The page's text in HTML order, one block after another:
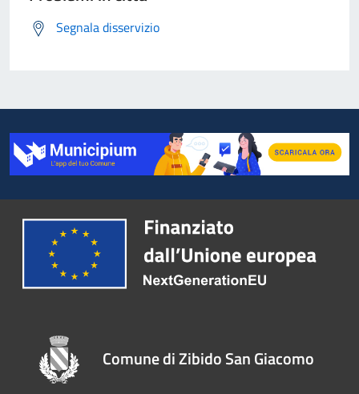
Segnala disservizio
Comune di Zibido San Giacomo